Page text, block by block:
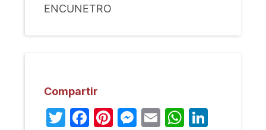
ENCUNETRO
Compartir
Twitter
Facebook
Pinterest
Messenger
Email